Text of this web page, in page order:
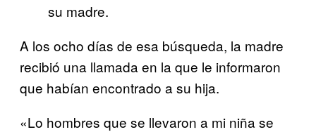
su madre.
A los ocho días de esa búsqueda, la madre
recibió una llamada en la que le informaron
que habían encontrado a su hija.
«Lo hombres que se llevaron a mi niña se